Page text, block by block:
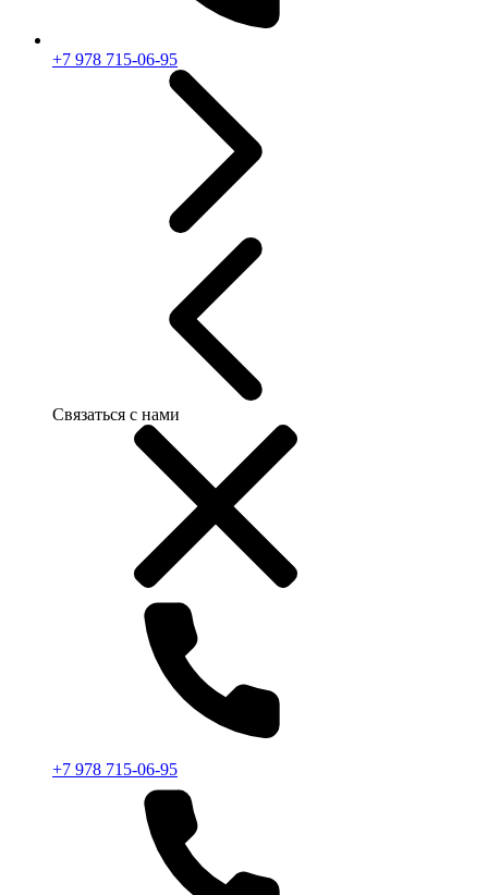
+7 978 715-06-95
Связаться с нами
+7 978 715-06-95